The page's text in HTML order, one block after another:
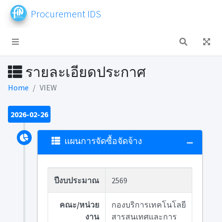
Procurement IDS
รายละเอียดประกาศ
Home VIEW
2026-02-26
แผนการจัดซื้อจัดจ้าง
ปีงบประมาณ 2569
คณะ/หน่วย
งาน
กองบริการเทคโนโลยี
สารสนเทศและการ